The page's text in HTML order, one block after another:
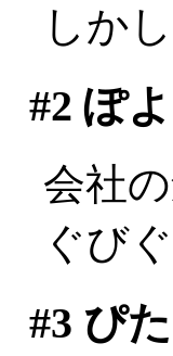
しか
#2 ぽ
会社
ぐび
#3 ぴ